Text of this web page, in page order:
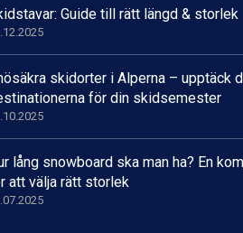
Guide till rätt längd & storlek
skidorter i Alperna – upptäck
för din skidsemester
lång snowboard ska man ha? En
att välja rätt storlek